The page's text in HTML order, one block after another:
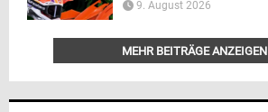
9. August 2026
MEHR BEITRÄGE ANZEIGEN